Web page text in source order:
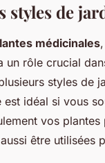
styles de
médicinales
un rôle crucial
styles de
idéal si vous
vos
être utilisées